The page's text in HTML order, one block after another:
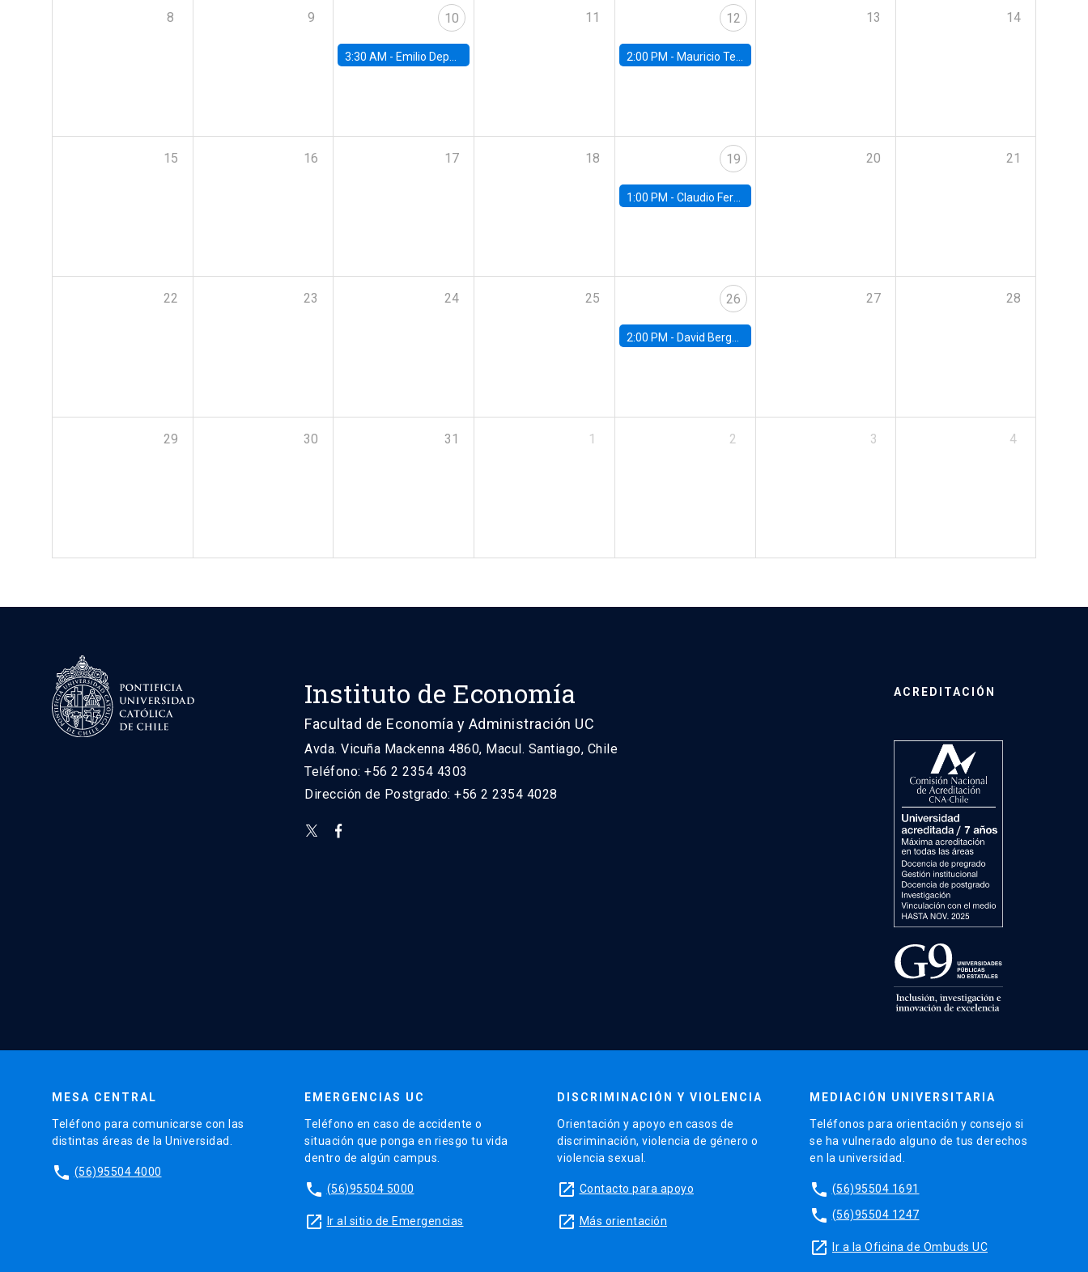
8 9 10
3:30 AM - Emilio Depetris-Chauvín, Universidad Católica
11 12
2:00 PM - Mauricio Tejada, UDP
13 14
15 16 17 18 19
1:00 PM - Claudio Ferraz, British Columbia
20 21
22 23 24 25 26
2:00 PM - David Berger, Duke
27 28
29 30 31 1 2 3 4
Instituto de Economía
Facultad de Economía y Administración UC
Avda. Vicuña Mackenna 4860, Macul. Santiago, Chile
Teléfono: +56 2 2354 4303
Dirección de Postgrado: +56 2 2354 4028
ACREDITACIÓN
MESA CENTRAL
Teléfono para comunicarse con las
distintas áreas de la Universidad.
phone (56)95504 4000
EMERGENCIAS UC
Teléfono en caso de accidente o
situación que ponga en riesgo tu vida
dentro de algún campus.
phone (56)95504 5000
launch Ir al sitio de Emergencias
DISCRIMINACIÓN Y VIOLENCIA
Orientación y apoyo en casos de
discriminación, violencia de género o
violencia sexual.
launch Contacto para apoyo
launch Más orientación
MEDIACIÓN UNIVERSITARIA
Teléfonos para orientación y consejo si
se ha vulnerado alguno de tus derechos
en la universidad.
phone (56)95504 1691
phone (56)95504 1247
launch Ir a la Oficina de Ombuds UC